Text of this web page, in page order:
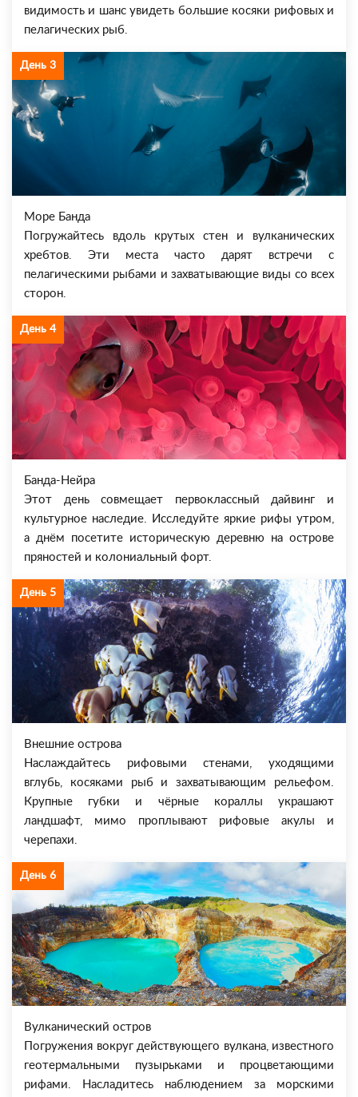
видимость и шанс увидеть большие косяки рифовых и
пелагических рыб.
День 3
Море Банда
Погружайтесь вдоль крутых стен и вулканических
хребтов. Эти места часто дарят встречи с
пелагическими рыбами и захватывающие виды со всех
сторон.
День 4
Банда-Нейра
Этот день совмещает первоклассный дайвинг и
культурное наследие. Исследуйте яркие рифы утром,
а днём посетите историческую деревню на острове
пряностей и колониальный форт.
День 5
Внешние острова
Наслаждайтесь рифовыми стенами, уходящими
вглубь, косяками рыб и захватывающим рельефом.
Крупные губки и чёрные кораллы украшают
ландшафт, мимо проплывают рифовые акулы и
черепахи.
День 6
Вулканический остров
Погружения вокруг действующего вулкана, известного
геотермальными пузырьками и процветающими
рифами. Насладитесь наблюдением за морскими